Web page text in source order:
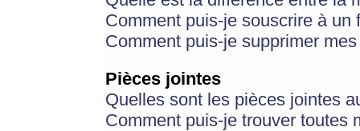
Comment puis-je souscrire à
Comment puis-je supprimer
Pièces jointes
Quelles sont les pièces jointes
Comment puis-je trouver toutes